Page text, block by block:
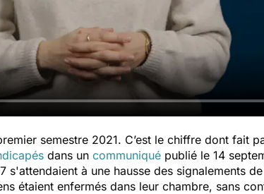
semestre 2021. C’est le chiffre dont fait
dans un communiqué publié le 14
s'attendaient à une hausse des signalements
étaient enfermés dans leur chambre, sans